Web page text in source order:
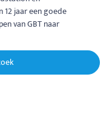
12 jaar een goede
van GBT naar